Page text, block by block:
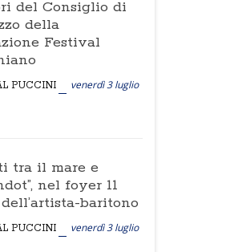
del Consiglio di
della
Festival
PUCCINI
venerdì 3 luglio
tra il mare e
nel foyer 11
baritono
PUCCINI
venerdì 3 luglio